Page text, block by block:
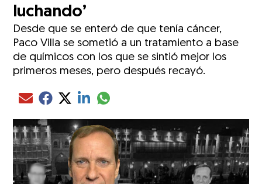
luchando’
Desde que se enteró de que tenía cáncer,
Paco Villa se sometió a un tratamiento a base
de químicos con los que se sintió mejor los
primeros meses, pero después recayó.
Compartir el artículo actual mediante Email
Compartir el artículo actual mediante Facebook
Compartir el artículo actual mediante Twitter
Compartir el artículo actual mediante LinkedIn
Compartir el artículo actual mediante